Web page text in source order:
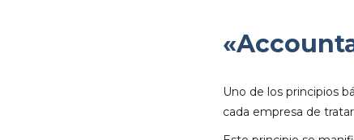
Uno de los principios
cada empresa de